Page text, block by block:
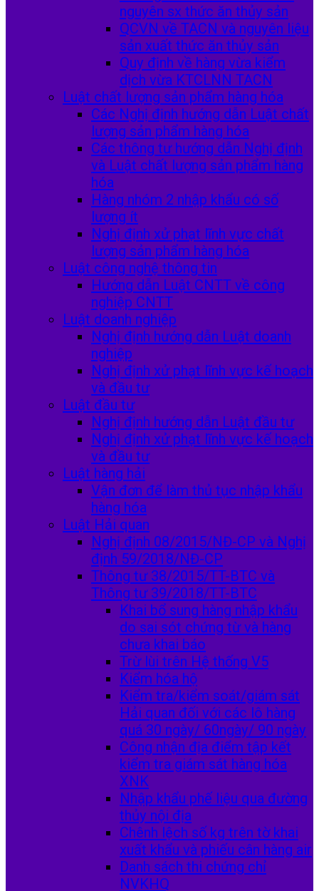
nguyên sx thức ăn thủy sản
QCVN về TACN và nguyên liệu
sản xuất thức ăn thủy sản
Quy định về hàng vừa kiểm
dịch vừa KTCLNN TACN
Luật chất lượng sản phẩm hàng hóa
Các Nghị định hướng dẫn Luật chất
lượng sản phẩm hàng hóa
Các thông tư hướng dẫn Nghị định
và Luật chất lượng sản phẩm hàng
hóa
Hàng nhóm 2 nhập khẩu có số
lượng ít
Nghị định xử phạt lĩnh vực chất
lượng sản phẩm hàng hóa
Luật công nghệ thông tin
Hướng dẫn Luật CNTT về công
nghiệp CNTT
Luật doanh nghiệp
Nghị định hướng dẫn Luật doanh
nghiệp
Nghị định xử phạt lĩnh vực kế hoạch
và đầu tư
Luật đầu tư
Nghị định hướng dẫn Luật đầu tư
Nghị định xử phạt lĩnh vực kế hoạch
và đầu tư
Luật hàng hải
Vận đơn để làm thủ tục nhập khẩu
hàng hóa
Luật Hải quan
Nghị định 08/2015/NĐ-CP và Nghị
định 59/2018/NĐ-CP
Thông tư 38/2015/TT-BTC và
Thông tư 39/2018/TT-BTC
Khai bổ sung hàng nhập khẩu
do sai sót chứng từ và hàng
chưa khai báo
Trừ lùi trên Hệ thống V5
Kiểm hóa hộ
Kiểm tra/kiểm soát/giám sát
Hải quan đối với các lô hàng
quá 30 ngày/ 60ngày/ 90 ngày
Công nhận địa điểm tập kết
kiểm tra giám sát hàng hóa
XNK
Nhập khẩu phế liệu qua đường
thủy nội địa
Chênh lệch số kg trên tờ khai
xuất khẩu và phiếu cân hàng air
Danh sách thi chứng chỉ
NVKHQ